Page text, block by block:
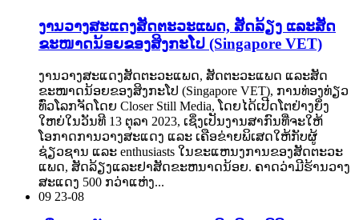
ງານວາງສະແດງສັດຕະວະແພດ, ສັດລ້ຽງ ແລະສັດ
ຂະໜາດນ້ອຍຂອງສິງກະໂປ (Singapore VET)
ງານວາງສະແດງສັດຕະວະແພດ, ສັດຕະວະແພດ ແລະສັດ
ຂະໜາດນ້ອຍຂອງສິງກະໂປ (Singapore VET), ການທ່ອງທ່ຽວ
ທົ່ວໂລກຈັດໂດຍ Closer Still Media, ໂດຍໄດ້ເປີດໂຕຢ່າງຍິ່ງ
ໃຫຍ່ໃນວັນທີ 13 ຕຸລາ 2023, ເຊິ່ງເປັນງານສາກົນທີ່ຈະໃຫ້
ໂອກາດການວາງສະແດງ ແລະ ເຄືອຂ່າຍພິເສດໃຫ້ກັບຜູ້
ຊ່ຽວຊານ ແລະ enthusiasts ໃນຂະແຫນງການຂອງສັດຕະວະ
ແພດ, ສັດລ້ຽງແລະຢາສັດຂະຫນາດນ້ອຍ. ຄາດ​ວ່າ​ມີ​ຮ້ານ​ວາງ​
ສະ​ແດງ 500 ກວ່າ​ແຫ່ງ...
09 23-08